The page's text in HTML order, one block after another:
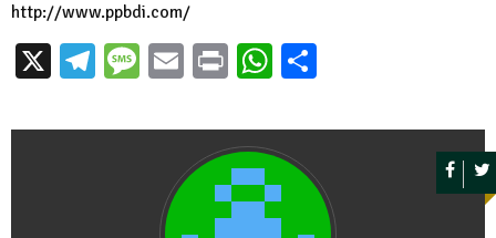
http://www.ppbdi.com/
X Telegram
Message
EmailPrintWhatsApp